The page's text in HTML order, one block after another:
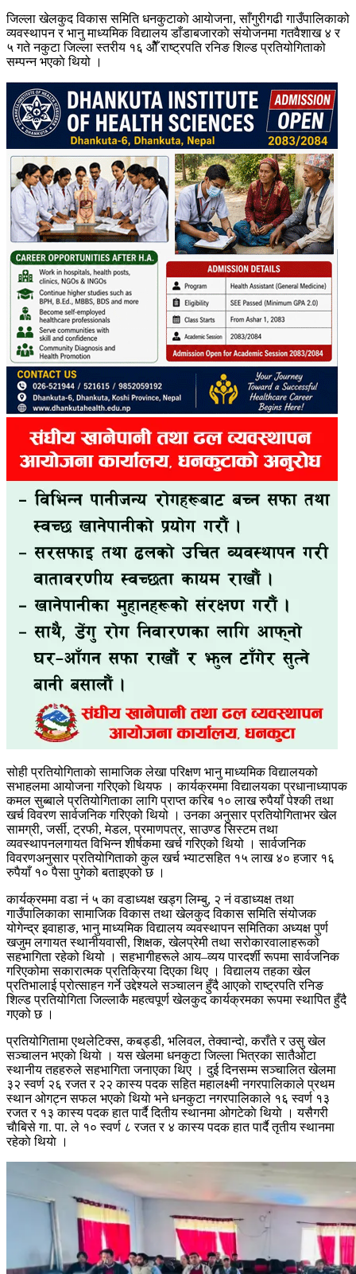
जिल्ला खेलकुद विकास समिति धनकुटाकाे आयाेजना, साँगुरीगढी गाउँपालिकाको
व्यवस्थापन र भानु माध्यमिक विद्यालय डाँडाबजारकाे संयाेजनमा गतवैशाख ४ र
५ गते नकुटा जिल्ला स्तरीय १६ ओैँ राष्ट्रपति रनिङ शिल्ड प्रतियोगिताको
सम्पन्न भएकाे थियो ।
सोही प्रतियोगिताकाे सामाजिक लेखा परिक्षण भानु माध्यमिक विद्यालयको
सभाहलमा आयोजना गरिएको थियफ । कार्यक्रममा विद्यालयका प्रधानाध्यापक
कमल सुब्बाले प्रतियोगिताका लागि प्राप्त करिब १० लाख रुपैयाँ पेश्की तथा
खर्च विवरण सार्वजनिक गरिएको थियो । उनका अनुसार प्रतियोगिताभर खेल
सामग्री, जर्सी, ट्रफी, मेडल, प्रमाणपत्र, साउण्ड सिस्टम तथा
व्यवस्थापनलगायत विभिन्न शीर्षकमा खर्च गरिएको थियो । सार्वजनिक
विवरणअनुसार प्रतियोगिताको कुल खर्च भ्याटसहित १५ लाख ४० हजार १६
रुपैयाँ १० पैसा पुगेको बताइएको छ ।
कार्यक्रममा वडा नं ५ का वडाध्यक्षखड्ग लिम्बु, २ नं वडाध्यक्ष तथा
गाउँपालिकाका सामाजिक विकास तथा खेलकुद विकास समिति संयोजक
योगेन्द्र इवाहाङ, भानु माध्यमिक विद्यालय व्यवस्थापन समितिका अध्यक्ष पुर्ण
खजुमलगायत स्थानीयवासी, शिक्षक, खेलप्रेमी तथा सरोकारवालाहरूको
सहभागिता रहेको थियो । सहभागीहरूले आय–व्यय पारदर्शी रूपमा सार्वजनिक
गरिएकोमा सकारात्मक प्रतिक्रिया दिएका थिए । विद्यालय तहका खेल
प्रतिभालाई प्रोत्साहन गर्ने उद्देश्यले सञ्चालन हुँदै आएको राष्ट्रपति रनिङ
शिल्ड प्रतियोगिता जिल्लाकै महत्वपूर्ण खेलकुद कार्यक्रमका रूपमा स्थापित हुँदै
गएको छ ।
प्रतियोगितामा एथलेटिक्स, कबड्डी, भलिवल, तेक्वान्दाे, कराँते र उसु खेल
सञ्चालन भएकाे थियाे । यस खेलमा धनकुटा जिल्ला भित्रका सातैओटा
स्थानीय तहहरुले सहभागिता जनाएका थिए । दुई दिनसम्म सञ्चालित खेलमा
३२ स्वर्ण २६ रजत र २२ कास्य पदक सहित महालक्ष्मी नगरपालिकाले प्रथम
स्थान ओगट्न सफल भएकाे थियाे भने धनकुटा नगरपालिकाले १६ स्वर्ण १३
रजत र १३ कास्य पदक हात पार्दै दितीय स्थानमा ओगटेकाे थियाे । यसैगरी
चाैबिसे गा. पा. ले १० स्वर्ण ८ रजत र ४ कास्य पदक हात पार्दै तृतीय स्थानमा
रहेकाे थियाे ।